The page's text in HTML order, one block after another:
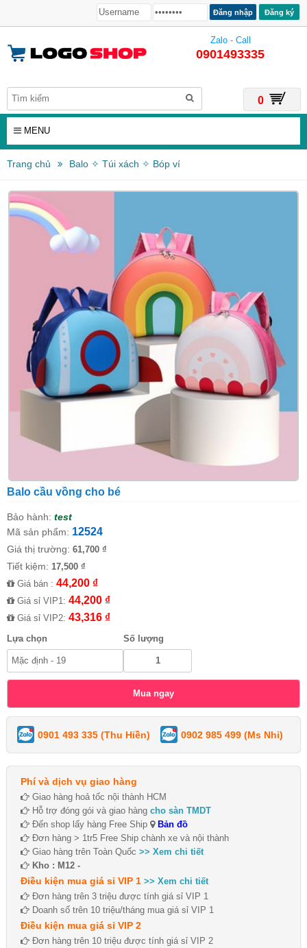
Đăng ký
Zalo - Call
0901493335
0
MENU
Trang chủ Balo ✧ Túi xách ✧ Bóp ví
Balo cầu vồng cho bé
Bảo hành: test
Mã sản phẩm: 12524
Giá thị trường: 61,700 ₫
Tiết kiệm: 17,500 ₫
Giá bán : 44,200 ₫
Giá sỉ VIP1: 44,200 ₫
Giá sỉ VIP2: 43,316 ₫
Lựa chọn Số lượng
0901 493 335 (Thu Hiền) 0902 985 499 (Ms Nhi)
Phí và dịch vụ giao hàng
Giao hàng hoả tốc nội thành HCM
Hỗ trợ đóng gói và giao hàng cho sàn TMDT
Đến shop lấy hàng Free Ship
Bản đồ
Đơn hàng > 1tr5 Free Ship chành xe và nội thành
Giao hàng trên Toàn Quốc >> Xem chi tiết
Kho : M12 -
Điều kiện mua giá sỉ VIP 1 >> Xem chi tiết
Đơn hàng trên 3 triệu được tính giá sỉ VIP 1
Doanh số trên 10 triệu/tháng mua giá sỉ VIP 1
Điều kiện mua giá sỉ VIP 2
Đơn hàng trên 10 triệu được tính giá sỉ VIP 2